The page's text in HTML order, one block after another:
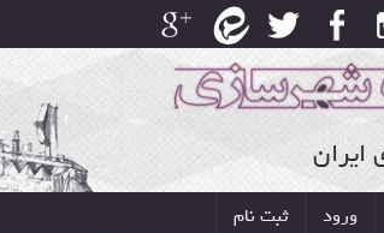
ایران
ورود ثبت نام